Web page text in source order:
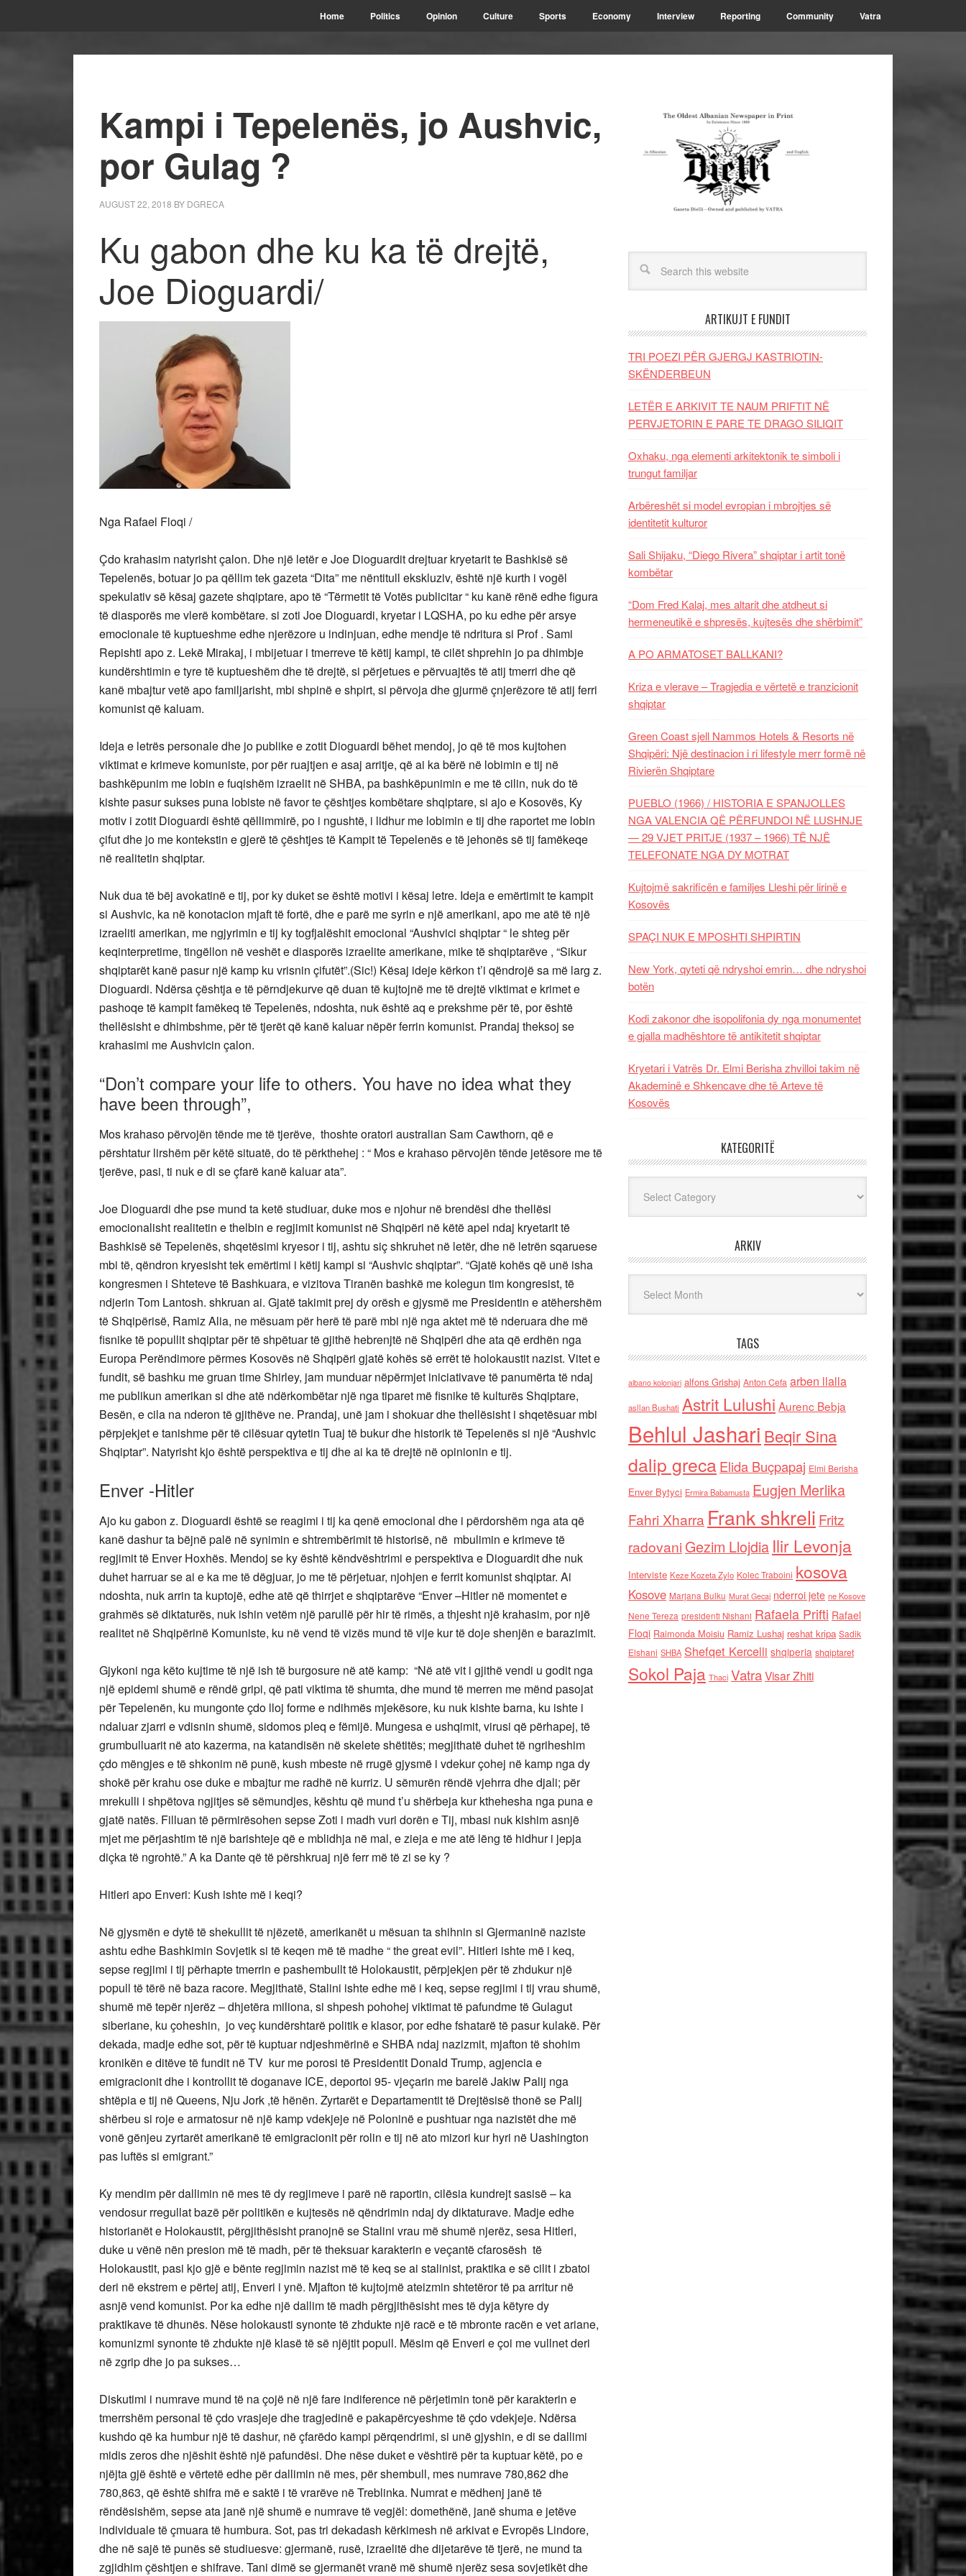
Home Politics Opinion Culture Sports Economy Interview Reporting Community Vatra
Kampi i Tepelenës, jo Aushvic,
por Gulag ?
AUGUST 22, 2018 BY DGRECA
Ku gabon dhe ku ka të drejtë,
Joe Dioguardi/
Nga Rafael Floqi /
Çdo krahasim natyrisht çalon. Dhe një letër e Joe Dioguardit drejtuar kryetarit te Bashkisë së
Tepelenës, botuar jo pa qëllim tek gazeta “Dita” me nëntitull ekskluziv, është një kurth i vogël
spekulativ së kësaj gazete shqiptare, apo të “Tërmetit të Votës publicitar “ ku kanë rënë edhe figura
të diasporës me vlerë kombëtare. si zoti Joe Dioguardi, kryetar i LQSHA, po ku edhe për arsye
emocionale të kuptueshme edhe njerëzore u indinjuan, edhe mendje të ndritura si Prof . Sami
Repishti apo z. Lekë Mirakaj, i mbijetuar i tmerreve të këtij kampi, të cilët shprehin jo pa dhimbje
kundërshtimin e tyre të kuptueshëm dhe të drejtë, si përjetues e përvuajtës të atij tmerri dhe që
kanë mbajtur vetë apo familjarisht, mbi shpinë e shpirt, si përvoja dhe gjurmë çnjerëzore të atij ferri
komunist që kaluam.
Ideja e letrës personale dhe jo publike e zotit Dioguardi bëhet mendoj, jo që të mos kujtohen
viktimat e krimeve komuniste, por për ruajtjen e asaj arritje, që ai ka bërë në lobimin e tij në
bashkëpunim me lobin e fuqishëm izraelit në SHBA, pa bashkëpunimin e me të cilin, nuk do të
kishte pasur sukses puna lobiste në favor te çështjes kombëtare shqiptare, si ajo e Kosovës, Ky
motiv i zotit Dioguardi është qëllimmirë, po i ngushtë, i lidhur me lobimin e tij dhe raportet me lobin
çifut dhe jo me kontekstin e gjerë të çështjes të Kampit të Tepelenës e të jehonës së tij famëkeqe
në realitetin shqiptar.
Nuk dua të bëj avokatinë e tij, por ky duket se është motivi i kësaj letre. Ideja e emërtimit te kampit
si Aushvic, ka në konotacion mjaft të fortë, dhe e parë me syrin e një amerikani, apo me atë të një
izraeliti amerikan, me ngjyrimin e tij ky togfjalëshit emocional “Aushvici shqiptar “ le shteg për
keqinterpretime, tingëllon në veshët e diasporës izraelite amerikane, mike të shqiptarëve , “Sikur
shqiptarët kanë pasur një kamp ku vrisnin çifutët”.(Sic!) Kësaj ideje kërkon t’i qëndrojë sa më larg z.
Dioguardi. Ndërsa çështja e të përndjekurve që duan të kujtojnë me të drejtë viktimat e krimet e
pashoqe të kampit famëkeq të Tepelenës, ndoshta, nuk është aq e prekshme për të, por është
thellësisht e dhimbshme, për të tjerët që kanë kaluar nëpër ferrin komunist. Prandaj theksoj se
krahasimi me Aushvicin çalon.
“Don’t compare your life to others. You have no idea what they
have been through”,
Mos krahaso përvojën tënde me të tjerëve, thoshte oratori australian Sam Cawthorn, që e
përshtatur lirshëm për këtë situatë, do të përkthehej : “ Mos e krahaso përvojën tënde jetësore me të
tjerëve, pasi, ti nuk e di se çfarë kanë kaluar ata”.
Joe Dioguardi dhe pse mund ta ketë studiuar, duke mos e njohur në brendësi dhe thellësi
emocionalisht realitetin e thelbin e regjimit komunist në Shqipëri në këtë apel ndaj kryetarit të
Bashkisë së Tepelenës, shqetësimi kryesor i tij, ashtu siç shkruhet në letër, dhe në letrën sqaruese
mbi të, qëndron kryesisht tek emërtimi i këtij kampi si “Aushvic shqiptar”. “Gjatë kohës që unë isha
kongresmen i Shteteve të Bashkuara, e vizitova Tiranën bashkë me kolegun tim kongresist, të
ndjerin Tom Lantosh. shkruan ai. Gjatë takimit prej dy orësh e gjysmë me Presidentin e atëhershëm
të Shqipërisë, Ramiz Alia, ne mësuam për herë të parë mbi një nga aktet më të nderuara dhe më
fisnike të popullit shqiptar për të shpëtuar të gjithë hebrenjtë në Shqipëri dhe ata që erdhën nga
Europa Perëndimore përmes Kosovës në Shqipëri gjatë kohës së errët të holokaustit nazist. Vitet e
fundit, së bashku me gruan time Shirley, jam munduar nëpërmjet iniciativave të panumërta të ndaj
me publikun amerikan si dhe atë ndërkombëtar një nga tiparet më fisnike të kulturës Shqiptare,
Besën, e cila na nderon të gjithëve ne. Prandaj, unë jam i shokuar dhe thellësisht i shqetësuar mbi
përpjekjet e tanishme për të cilësuar qytetin Tuaj të bukur dhe historik të Tepelenës si një “Aushvic
Shqiptar”. Natyrisht kjo është perspektiva e tij dhe ai ka të drejtë në opinionin e tij.
Enver -Hitler
Ajo ku gabon z. Dioguardi është se reagimi i tij ka qenë emocional dhe i përdorshëm nga ata që
kanë dashur ta bëjnë palë në synimin e shtrembërimit të historisë, në mbulimin e krimeve të
regjimit të Enver Hoxhës. Mendoj se ky është këndvështrimi e perspektiva e Dioguardit dhe nuk
duhet harruar se ai e ka me të dëgjuar, jo me të përjetuar, njohjen e ferrit komunist shqiptar. Ai
ndoshta, nuk arrin ta kuptojë, edhe atë që thirrjet e shqiptarëve “Enver –Hitler në momentet e
grahmës së diktaturës, nuk ishin vetëm një parullë për hir të rimës, a thjesht një krahasim, por një
realitet në Shqipërinë Komuniste, ku në vend të vizës mund të vije kur të doje shenjën e barazimit.
Gjykoni nga këto kujtime të një ish të burgosure në atë kamp: “Në atë vit i gjithë vendi u godit nga
një epidemi shumë e rëndë gripi, që pati viktima të shumta, dhe mund të merren me mënd pasojat
për Tepelenën, ku mungonte çdo lloj forme e ndihmës mjekësore, ku nuk kishte barna, ku ishte i
ndaluar zjarri e vdisnin shumë, sidomos pleq e fëmijë. Mungesa e ushqimit, virusi që përhapej, të
grumbulluarit në ato kazerma, na katandisën në skelete shëtitës; megjithatë duhet të ngriheshim
çdo mëngjes e të shkonim në punë, kush mbeste në rrugë gjysmë i vdekur çohej në kamp nga dy
shokë për krahu ose duke e mbajtur me radhë në kurriz. U sëmurën rëndë vjehrra dhe djali; për
mrekulli i shpëtova ngjitjes së sëmundjes, kështu që mund t’u shërbeja kur kthehesha nga puna e
gjatë natës. Filluan të përmirësohen sepse Zoti i madh vuri dorën e Tij, mbasi nuk kishim asnjë
mjet me përjashtim të një barishteje që e mblidhja në mal, e zieja e me atë lëng të hidhur i jepja
diçka të ngrohtë.” A ka Dante që të përshkruaj një ferr më të zi se ky ?
Hitleri apo Enveri: Kush ishte më i keqi?
Në gjysmën e dytë të shekullit të njëzetë, amerikanët u mësuan ta shihnin si Gjermaninë naziste
ashtu edhe Bashkimin Sovjetik si të keqen më të madhe “ the great evil”. Hitleri ishte më i keq,
sepse regjimi i tij përhapte tmerrin e pashembullt të Holokaustit, përpjekjen për të zhdukur një
popull të tërë në baza racore. Megjithatë, Stalini ishte edhe më i keq, sepse regjimi i tij vrau shumë,
shumë më tepër njerëz – dhjetëra miliona, si shpesh pohohej viktimat të pafundme të Gulagut
siberiane, ku çoheshin, jo veç kundërshtarë politik e klasor, por edhe fshatarë të pasur kulakë. Për
dekada, madje edhe sot, për të kuptuar ndjeshmërinë e SHBA ndaj nazizmit, mjafton të shohim
kronikën e ditëve të fundit në TV kur me porosi të Presidentit Donald Trump, agjencia e
emigracionit dhe i kontrollit të doganave ICE, deportoi 95- vjeçarin me barelë Jakiw Palij nga
shtëpia e tij në Queens, Nju Jork ,të hënën. Zyrtarët e Departamentit të Drejtësisë thonë se Palij
shërbeu si roje e armatosur në një kamp vdekjeje në Poloninë e pushtuar nga nazistët dhe më
vonë gënjeu zyrtarët amerikanë të emigracionit për rolin e tij në ato mizori kur hyri në Uashington
pas luftës si emigrant.”
Ky mendim për dallimin në mes të dy regjimeve i parë në raportin, cilësia kundrejt sasisë – ka
vendosur rregullat bazë për politikën e kujtesës në qëndrimin ndaj dy diktaturave. Madje edhe
historianët e Holokaustit, përgjithësisht pranojnë se Stalini vrau më shumë njerëz, sesa Hitleri,
duke u vënë nën presion më të madh, për të theksuar karakterin e veçantë cfarosësh të
Holokaustit, pasi kjo gjë e bënte regjimin nazist më të keq se ai stalinist, praktika e së cilit i zbatoi
deri në ekstrem e përtej atij, Enveri i ynë. Mjafton të kujtojmë ateizmin shtetëror të pa arritur në
asnjë vend komunist. Por ka edhe një dallim të madh përgjithësisht mes të dyja këtyre dy
praktikave të dhunës. Nëse holokausti synonte të zhdukte një racë e të mbronte racën e vet ariane,
komunizmi synonte të zhdukte një klasë të së njëjtit popull. Mësim që Enveri e çoi me vullnet deri
në zgrip dhe jo pa sukses…
Diskutimi i numrave mund të na çojë në një fare indiference në përjetimin tonë për karakterin e
tmerrshëm personal të çdo vrasjeje dhe tragjedinë e pakapërcyeshme të çdo vdekjeje. Ndërsa
kushdo që ka humbur një të dashur, në çfarëdo kampi përqendrimi, si unë gjyshin, e di se dallimi
midis zeros dhe njëshit është një pafundësi. Dhe nëse duket e vështirë për ta kuptuar këtë, po e
njëjta gjë është e vërtetë edhe për dallimin në mes, për shembull, mes numrave 780,862 dhe
780,863, që është shifra më e saktë i të vrarëve në Treblinka. Numrat e mëdhenj janë të
rëndësishëm, sepse ata janë një shumë e numrave të vegjël: domethënë, janë shuma e jetëve
individuale të çmuara të humbura. Sot, pas tri dekadash kërkimesh në arkivat e Evropës Lindore,
dhe në sajë të punës së studiuesve: gjermanë, rusë, izraelitë dhe dijetarëve të tjerë, ne mund ta
zgjidhim çështjen e shifrave. Tani dimë se gjermanët vranë më shumë njerëz sesa sovjetikët dhe
ARTIKUJT E FUNDIT
TRI POEZI PËR GJERGJ KASTRIOTIN-
SKËNDERBEUN
LETËR E ARKIVIT TE NAUM PRIFTIT NË
PERVJETORIN E PARE TE DRAGO SILIQIT
Oxhaku, nga elementi arkitektonik te simboli i
trungut familjar
Arbëreshët si model evropian i mbrojtjes së
identitetit kulturor
Sali Shijaku, “Diego Rivera” shqiptar i artit tonë
kombëtar
“Dom Fred Kalaj, mes altarit dhe atdheut si
hermeneutikë e shpresës, kujtesës dhe shërbimit”
A PO ARMATOSET BALLKANI?
Kriza e vlerave – Tragjedia e vërtetë e tranzicionit
shqiptar
Green Coast sjell Nammos Hotels & Resorts në
Shqipëri: Një destinacion i ri lifestyle merr formë në
Rivierën Shqiptare
PUEBLO (1966) / HISTORIA E SPANJOLLES
NGA VALENCIA QË PËRFUNDOI NË LUSHNJE
— 29 VJET PRITJE (1937 – 1966) TË NJË
TELEFONATE NGA DY MOTRAT
Kujtojmë sakrificën e familjes Lleshi për lirinë e
Kosovës
SPAÇI NUK E MPOSHTI SHPIRTIN
New York, qyteti që ndryshoi emrin… dhe ndryshoi
botën
Kodi zakonor dhe isopolifonia dy nga monumentet
e gjalla madhështore të antikitetit shqiptar
Kryetari i Vatrës Dr. Elmi Berisha zhvilloi takim në
Akademinë e Shkencave dhe të Arteve të
Kosovës
KATEGORITË
ARKIV
TAGS
albano kolonjari alfons Grishaj Anton Cefa arben llalla
asllan Bushati Astrit Lulushi Aurenc Bebja
Behlul Jashari Beqir Sina
dalip grecaElida Buçpapaj Elmi Berisha
Enver Bytyci Ermira Babamusta Eugjen Merlika
Fahri Xharra Frank shkreli Fritz
radovaniGezim Llojdia Ilir Levonja
Interviste Keze Kozeta Zylo Kolec Traboini kosova
Kosove Marjana Bulku Murat Gecaj nderroi jete ne Kosove
Nene Tereza presidenti Nishani Rafaela Prifti Rafael
Floqi Raimonda Moisiu Ramiz Lushaj reshat kripa Sadik
Elshani SHBA Shefqet Kercelli shqiperia shqiptaret
Sokol Paja Thaci VatraVisar Zhiti